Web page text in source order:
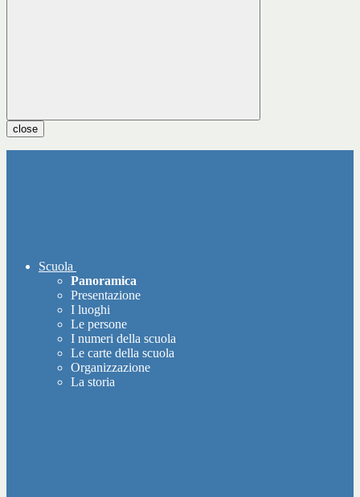
close
Scuola
Panoramica
Presentazione
I luoghi
Le persone
I numeri della scuola
Le carte della scuola
Organizzazione
La storia